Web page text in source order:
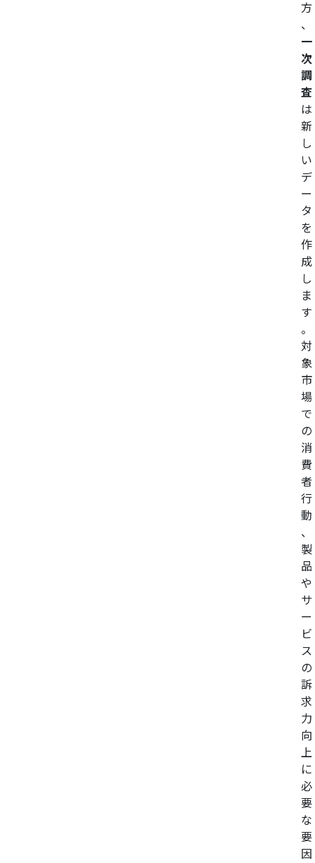
方
、
一
次
調
査
は
新
し
い
デ
ー
タ
を
作
成
し
ま
す
。
対
象
市
場
で
の
消
費
者
行
動
、
製
品
や
サ
ー
ビ
ス
の
訴
求
力
向
上
に
必
要
な
要
因